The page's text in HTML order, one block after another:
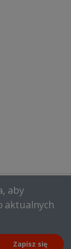
aby
aktualnych
Zapisz się